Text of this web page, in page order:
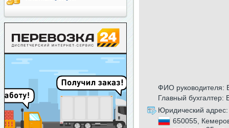
ФИО руководителя:
Главный
Юридический адрес:
650055,